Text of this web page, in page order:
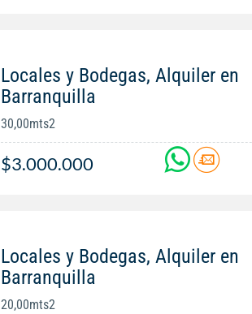
Locales y Bodegas, Alquiler en
Barranquilla
30,00mts2
$3.000.000
Locales y Bodegas, Alquiler en
Barranquilla
20,00mts2